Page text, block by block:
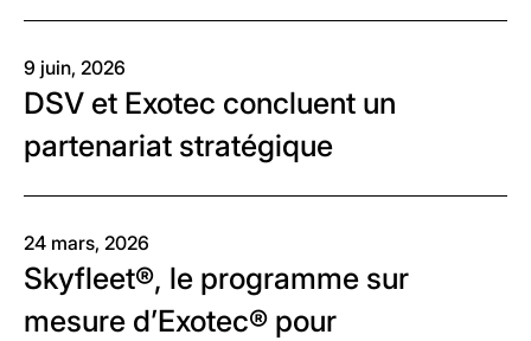
9 juin, 2026
DSV et Exotec concluent un
partenariat stratégique
24 mars, 2026
Skyfleet®, le programme sur
mesure d’Exotec® pour